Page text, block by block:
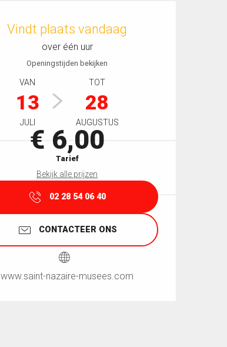
Vindt plaats vandaag
over één uur
Openingstijden bekijken
VAN
13
JULI
TOT
28
AUGUSTUS
€ 6,00
Tarief
Bekijk alle prijzen
02 28 54 06 40
CONTACTEER ONS
www.saint-nazaire-musees.com